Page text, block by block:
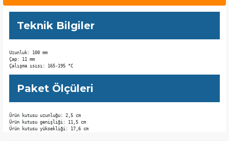
Teknik Bilgiler
Uzunluk: 100 mm
Çap: 11 mm
Çalışma ısısı: 165-195 °C
Paket Ölçüleri
Ürün kutusu uzunluğu: 2,5 cm
Ürün kutusu genişliği: 11,5 cm
Ürün kutusu yüksekliği: 17,6 cm